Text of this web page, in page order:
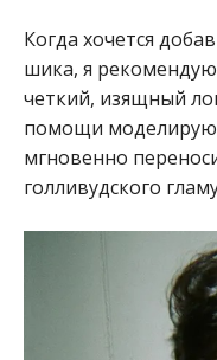
Когда хочется
шика, я
четкий, изящный
помощи
мгновенно
голливудского